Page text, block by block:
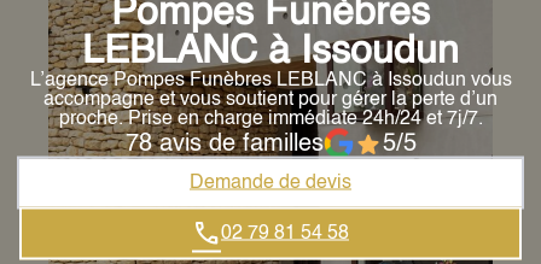
Pompes Funèbres
LEBLANC à Issoudun
L’agence Pompes Funèbres LEBLANC à Issoudun vous
accompagne et vous soutient pour gérer la perte d’un
proche. Prise en charge immédiate 24h/24 et 7j/7.
78 avis de familles 5/5
Demande de devis
02 79 81 54 58